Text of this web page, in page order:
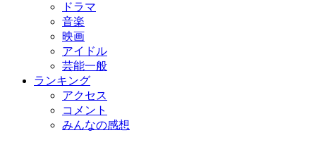
ドラマ
音楽
映画
アイドル
芸能一般
ランキング
アクセス
コメント
みんなの感想